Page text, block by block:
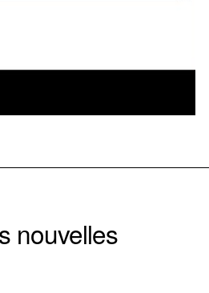
nouvelles